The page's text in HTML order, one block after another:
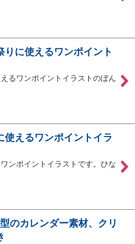
りに使えるワンポイント
るワンポイントイラストのぼん
使えるワンポイントイラ
ンポイントイラストです。ひな
のカレンダー素材、クリ